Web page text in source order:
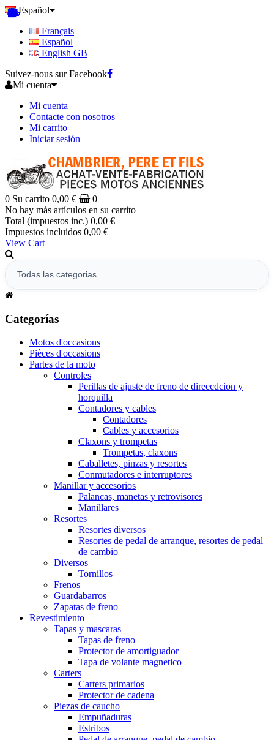
Español
Français
Español
English GB
Suivez-nous sur Facebook
Mi cuenta
Mi cuenta
Contacte con nosotros
Mi carrito
Iniciar sesión
0 Su carrito 0,00 €
0
No hay más artículos en su carrito
Total (impuestos inc.) 0,00 €
Impuestos incluidos 0,00 €
View Cart
Categorías
Motos d'occasions
Pièces d'occasions
Partes de la moto
Controles
Perillas de ajuste de freno de direecdcion y
horquilla
Contadores y cables
Contadores
Cables y accesorios
Claxons y trompetas
Trompetas, claxons
Caballetes, pinzas y resortes
Conmutadores e interruptores
Manillar y accesorios
Palancas, manetas y retrovisores
Manillares
Resortes
Resortes diversos
Resortes de pedal de arranque, resortes de pedal
de cambio
Diversos
Tornillos
Frenos
Guardabarros
Zapatas de freno
Revestimiento
Tapas y mascaras
Tapas de freno
Protector de amortiguador
Tapa de volante magnetico
Carters
Carters primarios
Protector de cadena
Piezas de caucho
Empuñaduras
Estribos